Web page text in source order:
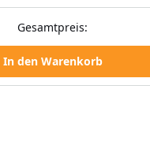
Gesamtpreis: